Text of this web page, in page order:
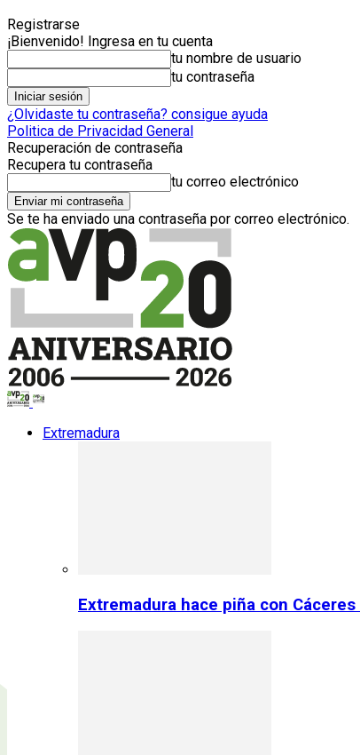
Registrarse
¡Bienvenido! Ingresa en tu cuenta
tu nombre de usuario
tu contraseña
¿Olvidaste tu contraseña? consigue ayuda
Politica de Privacidad General
Recuperación de contraseña
Recupera tu contraseña
tu correo electrónico
Se te ha enviado una contraseña por correo electrónico.
Extremadura
Extremadura hace piña con